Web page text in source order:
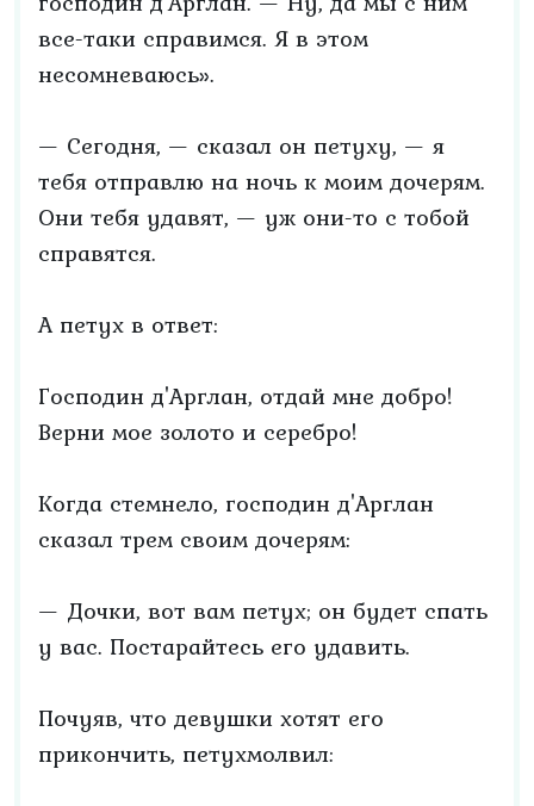
все-таки справимся. Я в этом
несомневаюсь».
— Сегодня, — сказал он петуху, — я
тебя отправлю на ночь к моим дочерям.
Они тебя удавят, — уж они-то с тобой
справятся.
А петух в ответ:
Господин д'Арглан, отдай мне добро!
Верни мое золото и серебро!
Когда стемнело, господин д'Арглан
сказал трем своим дочерям:
— Дочки, вот вам петух; он будет спать
у вас. Постарайтесь его удавить.
Почуяв, что девушки хотят его
прикончить, петухмолвил: